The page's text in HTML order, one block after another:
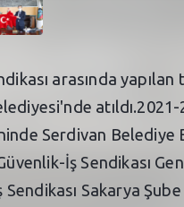
arasında
Serdivan Belediye
İş Sendikası
Sendikası Sakarya